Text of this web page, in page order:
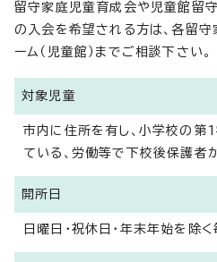
留守家庭児童育成会や児童館留
の入会を希望される方は、各留
ーム（児童館）までご相談下さい。
対象児童
市内に住所を有し、小学校の第
ている、労働等で下校後保護者
開所日
日曜日・祝休日・年末年始を除く